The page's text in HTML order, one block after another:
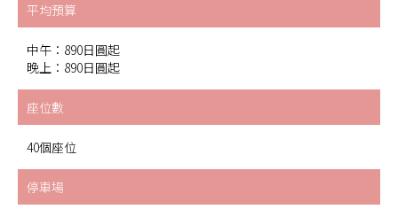
平均預算
中午：890日圓起
晚上：890日圓起
座位數
40個座位
停車場